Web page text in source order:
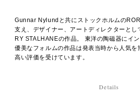
Gunnar Nylundと共にストックホルムの
支え、デザイナー、アートディレクターと
RY STALHANEの作品。 東洋の陶磁器にイ
優美なフォルムの作品は発表当時から人気を
高い評価を受けて
Details